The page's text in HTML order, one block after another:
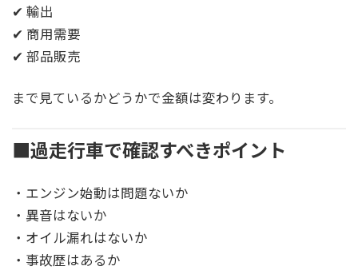
✔ 輸出
✔ 商用需要
✔ 部品販売
まで見ているかどうかで金額は変わります。
■過走行車で確認すべきポイント
・エンジン始動は問題ないか
・異音はないか
・オイル漏れはないか
・事故歴はあるか